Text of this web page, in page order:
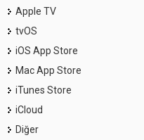
Apple TV
tvOS
iOS App Store
Mac App Store
iTunes Store
iCloud
Diğer